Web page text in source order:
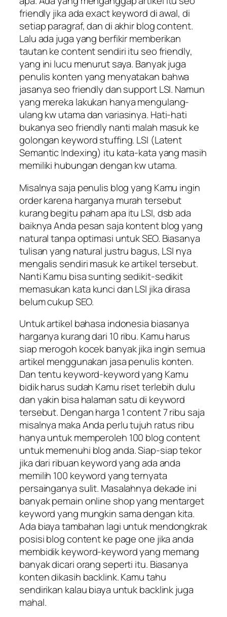
friendly jika ada exact keyword di awal, di
setiap paragraf, dan di akhir blog content.
Lalu ada juga yang berfikir memberikan
tautan ke content sendiri itu seo friendly,
yang ini lucu menurut saya. Banyak juga
penulis konten yang menyatakan bahwa
jasanya seo friendly dan support LSI. Namun
yang mereka lakukan hanya mengulang-
ulang kw utama dan variasinya. Hati-hati
bukanya seo friendly nanti malah masuk ke
golongan keyword stuffing. LSI (Latent
Semantic Indexing) itu kata-kata yang masih
memiliki hubungan dengan kw utama.
Misalnya saja penulis blog yang Kamu ingin
order karena harganya murah tersebut
kurang begitu paham apa itu LSI, dsb ada
baiknya Anda pesan saja kontent blog yang
natural tanpa optimasi untuk SEO. Biasanya
tulisan yang natural justru bagus, LSI nya
mengalis sendiri masuk ke artikel tersebut.
Nanti Kamu bisa sunting sedikit-sedikit
memasukan kata kunci dan LSI jika dirasa
belum cukup SEO.
Untuk artikel bahasa indonesia biasanya
harganya kurang dari 10 ribu. Kamu harus
siap merogoh kocek banyak jika ingin semua
artikel menggunakan jasa penulis konten.
Dan tentu keyword-keyword yang Kamu
bidik harus sudah Kamu riset terlebih dulu
dan yakin bisa halaman satu di keyword
tersebut. Dengan harga 1 content 7 ribu saja
misalnya maka Anda perlu tujuh ratus ribu
hanya untuk memperoleh 100 blog content
untuk memenuhi blog anda. Siap-siap tekor
jika dari ribuan keyword yang ada anda
memilih 100 keyword yang ternyata
persainganya sulit. Masalahnya dekade ini
banyak pemain online shop yang mentarget
keyword yang mungkin sama dengan kita.
Ada biaya tambahan lagi untuk mendongkrak
posisi blog content ke page one jika anda
membidik keyword-keyword yang memang
banyak dicari orang seperti itu. Biasanya
konten dikasih backlink. Kamu tahu
sendirikan kalau biaya untuk backlink juga
mahal.